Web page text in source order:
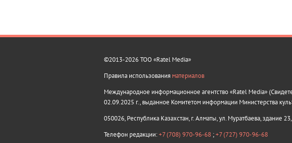
©2013-2026 ТОО «Ratel Media»
Правила использования материалов
Международное информационное агентство «Ratel Media»
02.09.2025 г., выданное Комитетом информации Министерства
050026, Республика Казахстан, г. Алматы, ул. Муратбаева, здание
Телефон редакции:+7 (708) 970-96-68 ;+7 (727) 970-96-68